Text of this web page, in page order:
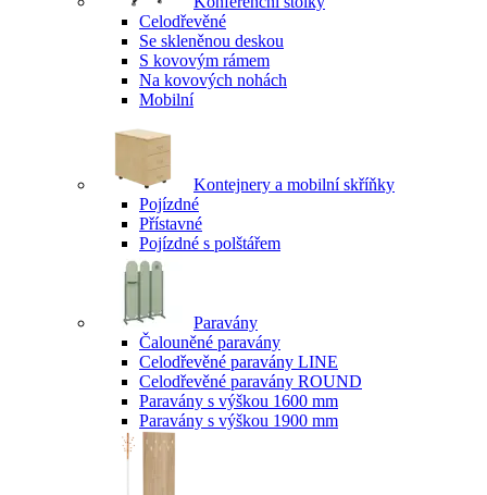
Celodřevěné
Se skleněnou deskou
S kovovým rámem
Na kovových nohách
Mobilní
Kontejnery a mobilní skříňky
Pojízdné
Přístavné
Pojízdné s polštářem
Paravány
Čalouněné paravány
Celodřevěné paravány LINE
Celodřevěné paravány ROUND
Paravány s výškou 1600 mm
Paravány s výškou 1900 mm